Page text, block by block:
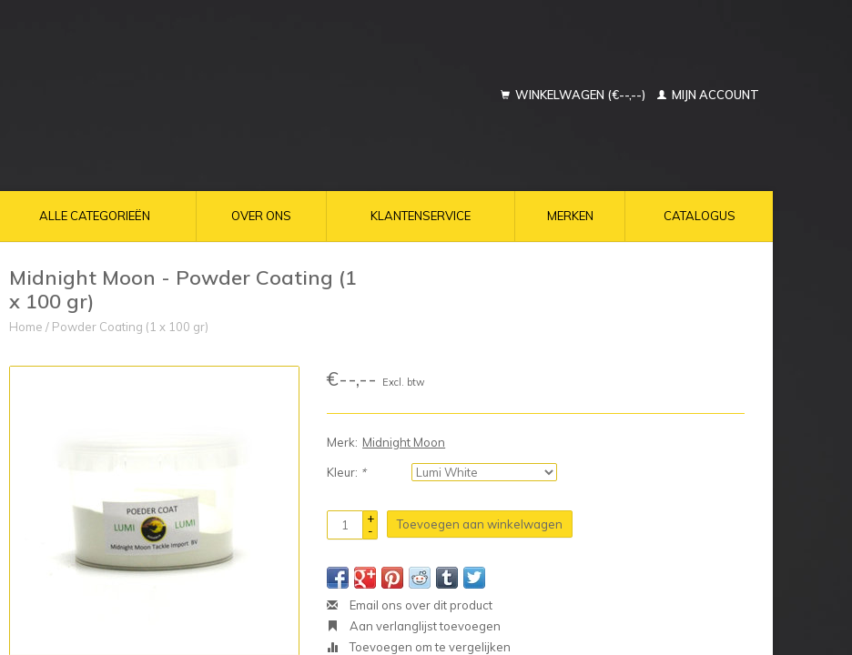
WINKELWAGEN (€--,--) MIJN ACCOUNT
ALLE CATEGORIEËN OVER ONS KLANTENSERVICE MERKEN CATALOGUS
Midnight Moon - Powder Coating (1
x 100 gr)
Home / Powder Coating (1 x 100 gr)
€--,-- Excl. btw
Merk: Midnight Moon
Kleur: *
+
-
Toevoegen aan winkelwagen
Email ons over dit product
Aan verlanglijst toevoegen
Toevoegen om te vergelijken